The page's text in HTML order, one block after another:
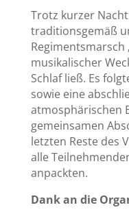
Trotz kurzer
traditionsgemäß
Regimentsmarsch
musikalischer
Schlaf ließ. Es
sowie eine
atmosphärischen
gemeinsamen
letzten Reste des
alle
anpackten.
Dank an die